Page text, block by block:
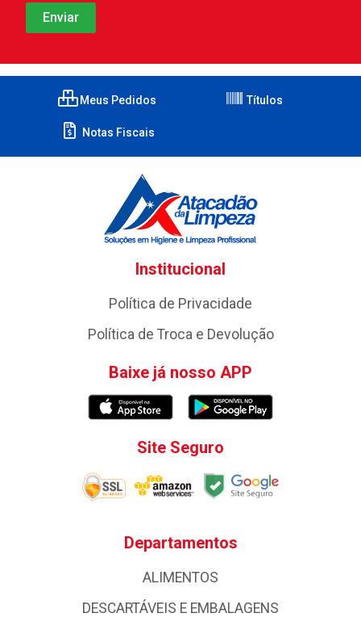
Meus Pedidos Títulos
Notas Fiscais
Institucional
Política de Privacidade
Política de Troca e Devolução
Baixe já nosso APP
Site Seguro
Departamentos
ALIMENTOS
DESCARTÁVEIS E EMBALAGENS